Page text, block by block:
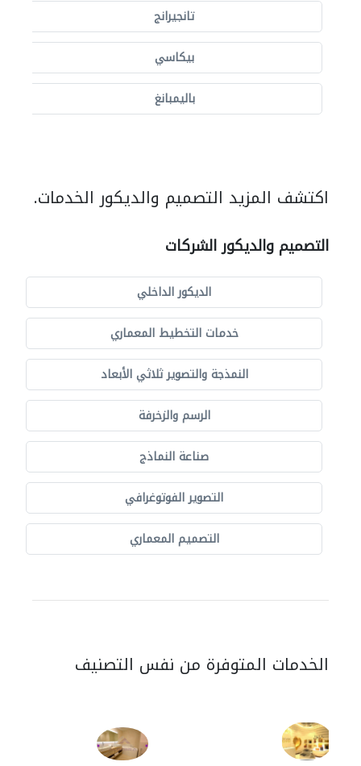
تانجيرانج
بيكاسي
باليمبانغ
اكتشف المزيد التصميم والديكور الخدمات.
التصميم والديكور الشركات
الديكور الداخلي
خدمات التخطيط المعماري
النمذجة والتصوير ثلاثي الأبعاد
الرسم والزخرفة
صناعة النماذج
التصوير الفوتوغرافي
التصميم المعماري
الخدمات المتوفرة من نفس التصنيف